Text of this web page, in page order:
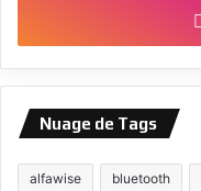
Nuage de Tags
alfawise bluetooth